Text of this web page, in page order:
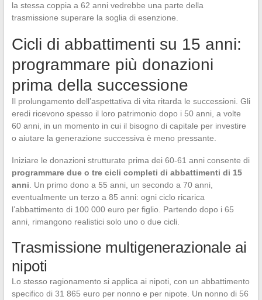
la stessa coppia a 62 anni vedrebbe una parte della
trasmissione superare la soglia di esenzione.
Cicli di abbattimenti su 15 anni:
programmare più donazioni
prima della successione
Il prolungamento dell’aspettativa di vita ritarda le successioni. Gli
eredi ricevono spesso il loro patrimonio dopo i 50 anni, a volte
60 anni, in un momento in cui il bisogno di capitale per investire
o aiutare la generazione successiva è meno pressante.
Iniziare le donazioni strutturate prima dei 60-61 anni consente di
programmare due o tre cicli completi di abbattimenti di 15
anni . Un primo dono a 55 anni, un secondo a 70 anni,
eventualmente un terzo a 85 anni: ogni ciclo ricarica
l’abbattimento di 100 000 euro per figlio. Partendo dopo i 65
anni, rimangono realistici solo uno o due cicli.
Trasmissione multigenerazionale ai
nipoti
Lo stesso ragionamento si applica ai nipoti, con un abbattimento
specifico di 31 865 euro per nonno e per nipote. Un nonno di 56